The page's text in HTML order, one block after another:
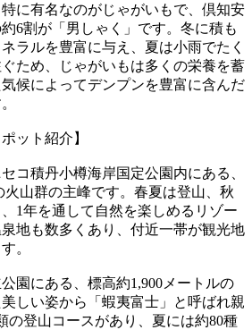
に有名なのがじゃがいもで、倶知安
6割が「男しゃく」です。冬に積も
ラルを豊富に与え、夏は小雨でたく
ため、じゃがいもは多くの栄養を蓄
候によってデンプンを豊富に含んだ
ット紹介】
コ積丹小樽海岸国定公園内にある、
火山群の主峰です。春夏は登山、秋
1年を通して自然を楽しめるリゾー
地も数多くあり、付近一帯が観光地
。
園にある、標高約1,900メートルの
しい姿から「蝦夷富士」と呼ばれ親
の登山コースがあり、夏には約80種